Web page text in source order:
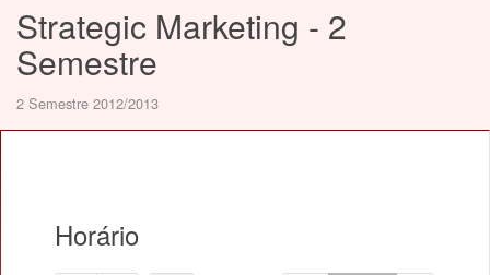
Strategic Marketing - 2
Semestre
2 Semestre 2012/2013
Horário